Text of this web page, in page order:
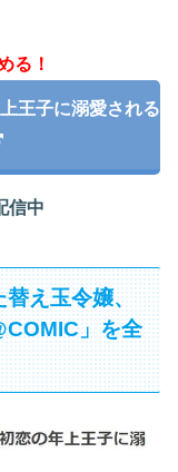
る！
王子に溺愛される
信中
替え玉令嬢、
」を全